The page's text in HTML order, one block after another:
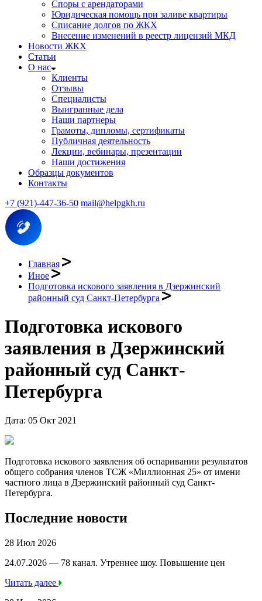
Споры с арендаторами
Юридическая помощь при заливе квартиры
Списание долгов по ЖКХ
Внесение изменений в реестр лицензий МКД
Новости ЖКХ
Статьи
О нас
Клиенты
Отзывы
Специалисты
Выигранные дела
Наши партнеры
Грамоты, дипломы, сертификаты
Публичная деятельность
Лекции, вебинары, презентации
Наши достижения
Образцы документов
Контакты
+7 (921)-447-36-50 mail@helpgkh.ru
Главная
Иное
Подготовка искового заявления в Дзержинский
районный суд Санкт-Петербурга
Подготовка искового
заявления в Дзержинский
районный суд Санкт-
Петербурга
Дата: 05 Окт 2021
Подготовка искового заявления об оспаривании результатов
общего собрания членов ТСЖ «Миллионная 25» от имени
частного лица в Дзержинский районный суд Санкт-
Петербурга.
Последние новости
28 Июл 2026
24.07.2026 — 78 канал. Утреннее шоу. Повышение цен
Читать далее